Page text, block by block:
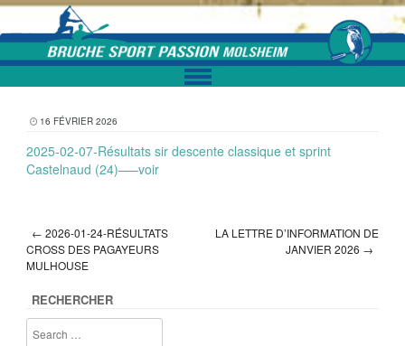
16 FÉVRIER 2026
2025-02-07-Résultats sir descente classique et sprint
Castelnaud (24)—–voir
Post navigation
← 2026-01-24-RÉSULTATS
CROSS DES PAGAYEURS
MULHOUSE
LA LETTRE D’INFORMATION DE
JANVIER 2026 →
RECHERCHER